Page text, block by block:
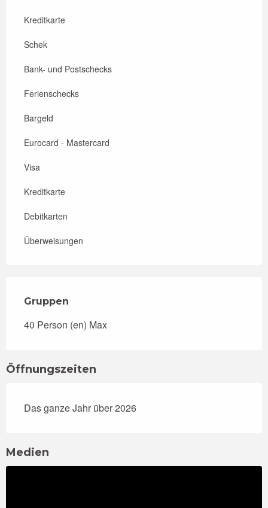
Kreditkarte
Schek
Bank- und Postschecks
Ferienschecks
Bargeld
Eurocard - Mastercard
Visa
Kreditkarte
Debitkarten
Überweisungen
Gruppen
Gruppen
40 Person (en) Max
Öffnungszeiten
Das ganze Jahr über 2026
Medien